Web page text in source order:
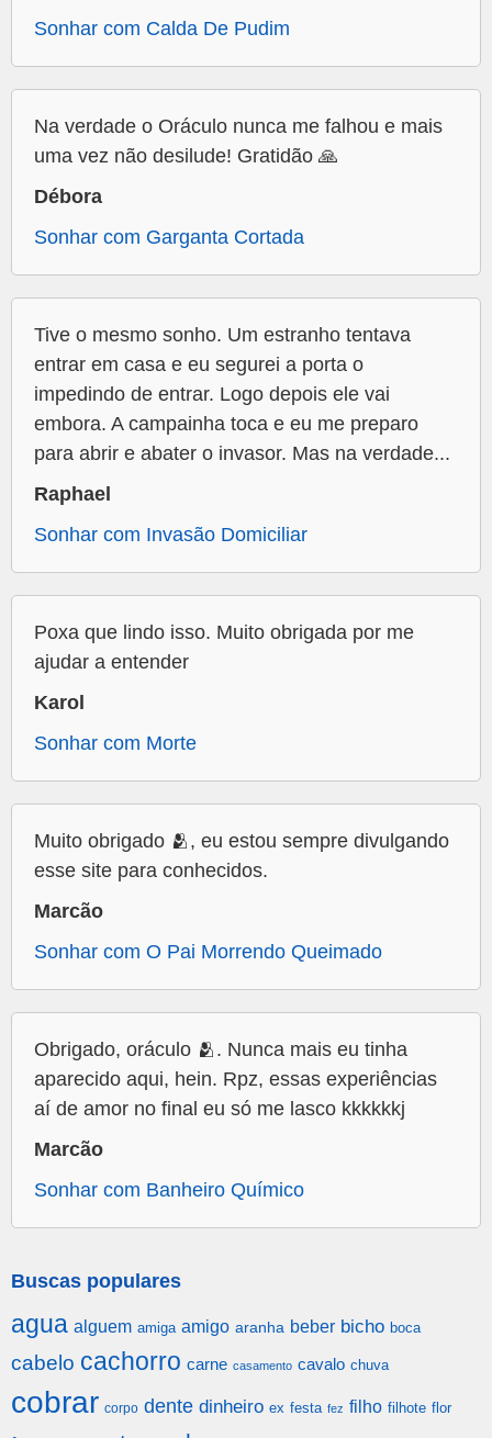
Sonhar com Calda De Pudim
Na verdade o Oráculo nunca me falhou e mais
uma vez não desilude! Gratidão 🙏
Débora
Sonhar com Garganta Cortada
Tive o mesmo sonho. Um estranho tentava
entrar em casa e eu segurei a porta o
impedindo de entrar. Logo depois ele vai
embora. A campainha toca e eu me preparo
para abrir e abater o invasor. Mas na verdade...
Raphael
Sonhar com Invasão Domiciliar
Poxa que lindo isso. Muito obrigada por me
ajudar a entender
Karol
Sonhar com Morte
Muito obrigado 🫂, eu estou sempre divulgando
esse site para conhecidos.
Marcão
Sonhar com O Pai Morrendo Queimado
Obrigado, oráculo 🫂. Nunca mais eu tinha
aparecido aqui, hein. Rpz, essas experiências
aí de amor no final eu só me lasco kkkkkkj
Marcão
Sonhar com Banheiro Químico
Buscas populares
agua alguem amiga amigo aranha beber bicho boca
cabelo cachorro carne casamento cavalo chuva
cobrar corpo dente dinheiro ex festa fez filho filhote flor